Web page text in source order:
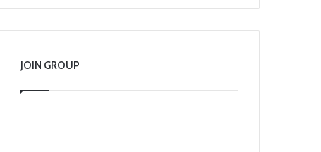
JOIN GROUP